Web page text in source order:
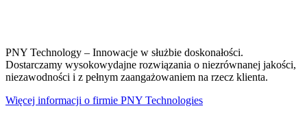
PNY Technology – Innowacje w służbie doskonałości.
Dostarczamy wysokowydajne rozwiązania o niezrównanej jakości,
niezawodności i z pełnym zaangażowaniem na rzecz klienta.
Więcej informacji o firmie PNY Technologies